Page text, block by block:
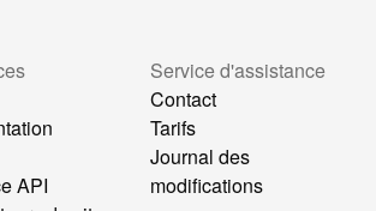
API
Service d'assistance
Contact
Tarifs
Journal des
modifications